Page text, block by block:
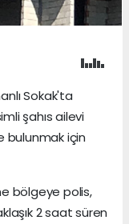
Sokak'ta
şahıs ailevi
bulunmak için
bölgeye polis,
2 saat süren